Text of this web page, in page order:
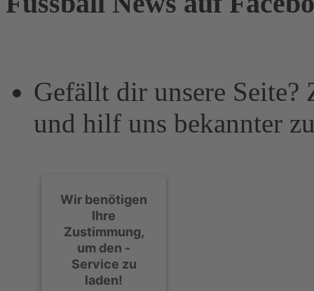
Gefällt dir unsere Seite?
und hilf uns bekannter
Wir benötigen
Ihre
Zustimmung,
um den -
Service zu
laden!